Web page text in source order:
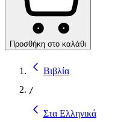
Προσθήκη στο καλάθι
Βιβλία
/
Στα Ελληνικά